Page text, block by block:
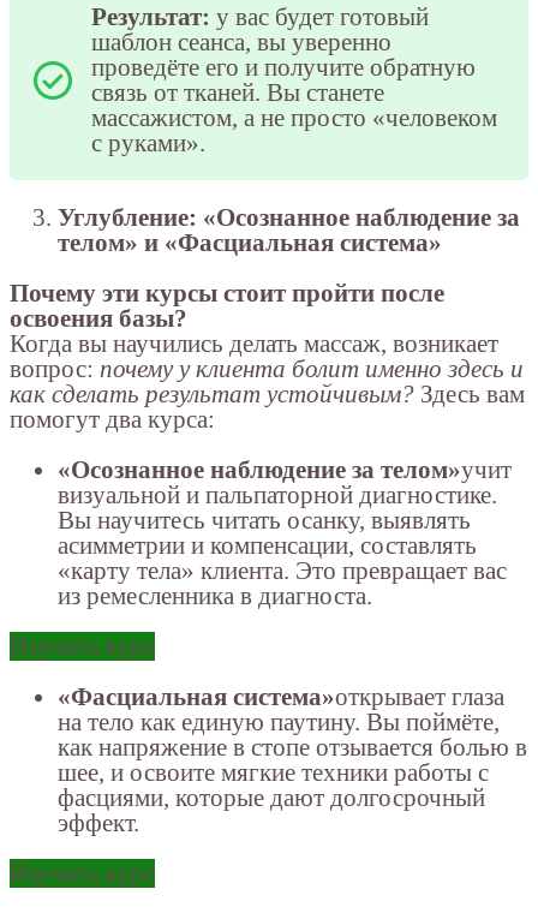
Результат: у вас будет готовый
шаблон сеанса, вы уверенно
проведёте его и получите обратную
связь от тканей. Вы станете
массажистом, а не просто «человеком
с руками».
Углубление: «Осознанное наблюдение за
телом» и «Фасциальная система»
Почему эти курсы стоит пройти после
освоения базы?
Когда вы научились делать массаж, возникает
вопрос: почему у клиента болит именно здесь и
как сделать результат устойчивым? Здесь вам
помогут два курса:
«Осознанное наблюдение за телом»учит
визуальной и пальпаторной диагностике.
Вы научитесь читать осанку, выявлять
асимметрии и компенсации, составлять
«карту тела» клиента. Это превращает вас
из ремесленника в диагноста.
Изучить курс
«Фасциальная система»открывает глаза
на тело как единую паутину. Вы поймёте,
как напряжение в стопе отзывается болью в
шее, и освоите мягкие техники работы с
фасциями, которые дают долгосрочный
эффект.
Изучить курс